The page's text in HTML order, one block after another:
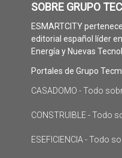
SOBRE GRUPO
ESMARTCITY
editorial español líder
Energía y Nuevas
Portales de Grupo
CASADOMO - Todo
CONSTRUIBLE - Todo
ESEFICIENCIA - Todo